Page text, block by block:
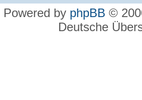
Powered by phpBB ©
Deutsche